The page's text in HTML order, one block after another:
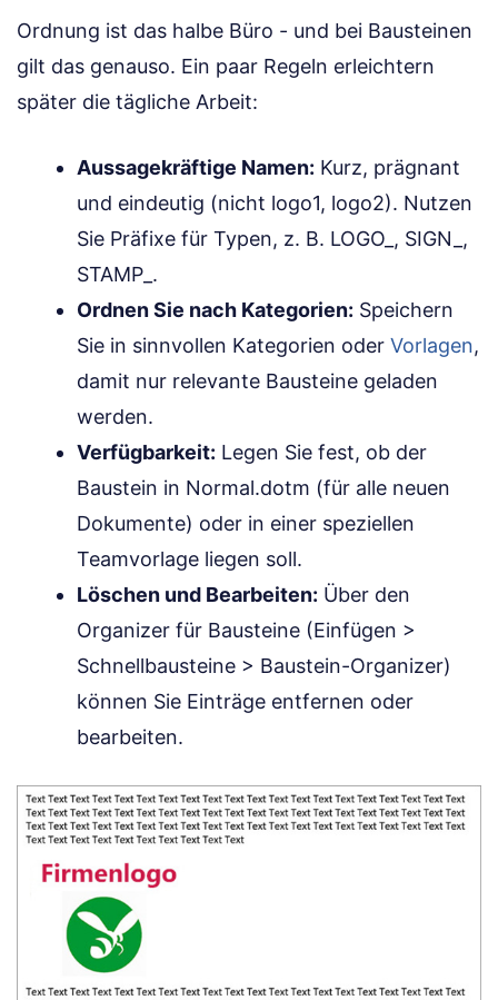
Ordnung ist das halbe Büro - und bei Bausteinen
gilt das genauso. Ein paar Regeln erleichtern
später die tägliche Arbeit:
Aussagekräftige Namen: Kurz, prägnant
und eindeutig (nicht logo1, logo2). Nutzen
Sie Präfixe für Typen, z. B. LOGO_, SIGN_,
STAMP_.
Ordnen Sie nach Kategorien: Speichern
Sie in sinnvollen Kategorien oder Vorlagen,
damit nur relevante Bausteine geladen
werden.
Verfügbarkeit: Legen Sie fest, ob der
Baustein in Normal.dotm (für alle neuen
Dokumente) oder in einer speziellen
Teamvorlage liegen soll.
Löschen und Bearbeiten: Über den
Organizer für Bausteine (Einfügen >
Schnellbausteine > Baustein-Organizer)
können Sie Einträge entfernen oder
bearbeiten.